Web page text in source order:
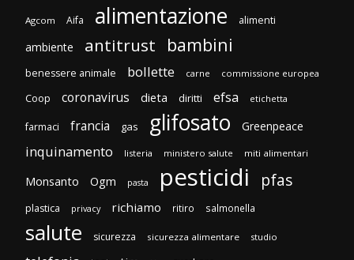
Agcom Aifa alimentazione alimenti
ambiente antitrust bambini
benessere animale bollette carne commissione europea
Coop coronavirus dieta diritti efsa etichetta
farmaci francia gas glifosato Greenpeace
inquinamento listeria ministero salute miti alimentari
Monsanto Ogm pasta pesticidi pfas
plastica privacy richiamo ritiro salmonella
salute sicurezza sicurezza alimentare studio